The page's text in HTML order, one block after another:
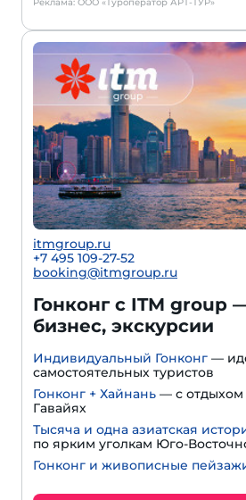
itmgroup.ru
+7 495 109-27-52
booking@itmgroup.ru
Гонконг с ITM group
бизнес, экскурсии
Индивидуальный Гонконг —
самостоятельных туристов
Гонконг + Хайнань — с отдыхом
Гавайях
Тысяча и одна азиатская
по ярким уголкам Юго-
Гонконг и живописные